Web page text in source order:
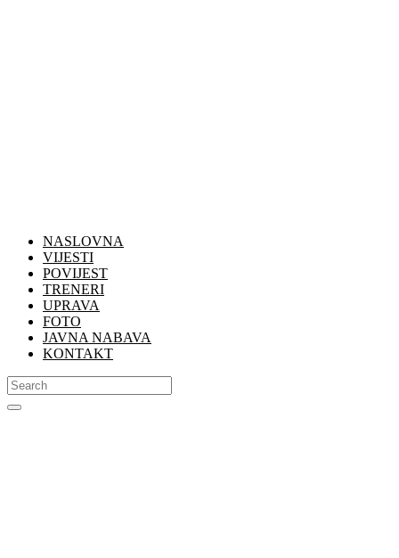
NASLOVNA
VIJESTI
POVIJEST
TRENERI
UPRAVA
FOTO
JAVNA NABAVA
KONTAKT